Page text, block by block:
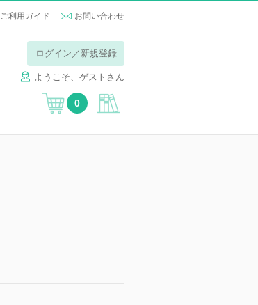
ご利用ガイド お問い合わせ
ログイン／新規登録
ようこそ、ゲストさん
0